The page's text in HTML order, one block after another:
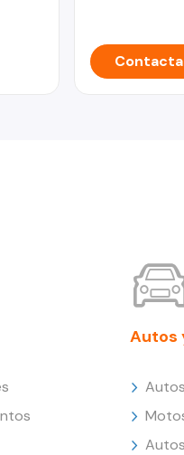
Autos